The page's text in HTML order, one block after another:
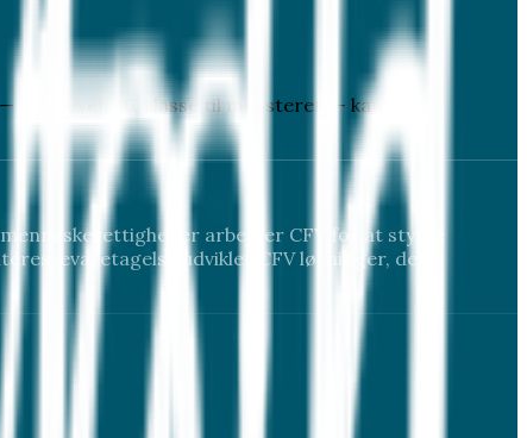
— fra eleven i 6. klasse til ministeren — kan vold
arbejder CFV for at styrke
udvikler CFV løsninger, der